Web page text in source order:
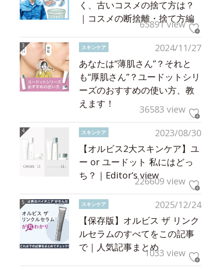
く、古いコスメの捨て方は？
｜コスメの断捨離・捨て方編
65891 view
2024/11/27
スキンケア
あなたは“薄肌さん”？それと
も“厚肌さん”？ユードットシリ
ーズのおすすめの使い方、教
えます！
36583 view
2023/08/30
スキンケア
【オルビス2大スキンケア】ユ
ー or ユードット 私にはどっ
ち？｜Editor’s view226609 view
2025/12/24
スキンケア
【保存版】オルビス ザ リンク
ルセラムのすべてをこの記事
で｜人気記事まとめ1033 view